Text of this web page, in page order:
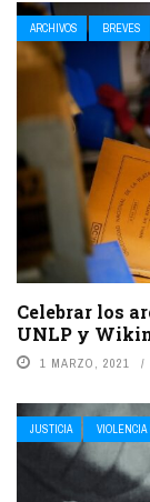
ARCHIVOS BREVES
Celebrar los
UNLP y
1 MARZO, 2021
JUSTICIA VIOLENCIA